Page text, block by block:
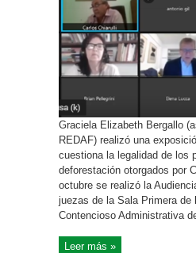
Graciela Elizabeth Bergallo
REDAF) realizó una
cuestiona la legalidad de los
deforestación otorgados por
octubre se realizó la
juezas de la Sala Primera de
Contencioso Administrativa
Leer más »